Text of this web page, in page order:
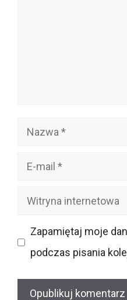
Nazwa
Witryna
Zapamiętaj moje
podczas pisania